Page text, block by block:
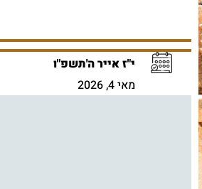
י"ז אייר ה'תשפ"ו
מאי 4, 2026